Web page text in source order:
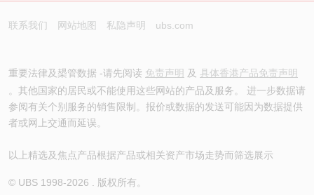
联系我们 网站地图 私隐声明 ubs.com
重要法律及槼管数据 -请先阅读 免责声明 及 具体香港产品免责声明
。其他国家的居民或不能使用这些网站的产品及服务。 进一步数据请
参阅有关个别服务的销售限制。报价或数据的发送可能因为数据提供
者或网上交通而延误。
以上精选及焦点产品根据产品或相关资产市场走势而筛选展示
© UBS 1998-2026 . 版权所有。